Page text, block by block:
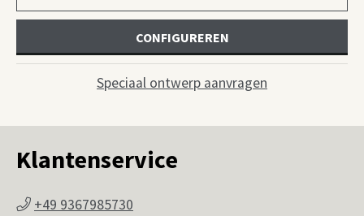
productcategorie
CONFIGUREREN
Speciaal ontwerp aanvragen
Klantenservice
+49 9367985730